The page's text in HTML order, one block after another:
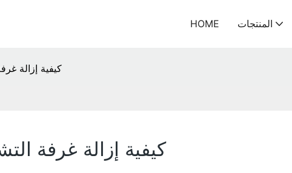
HOME المنتجات
كيفية إزالة
كيفية إزالة غرفة